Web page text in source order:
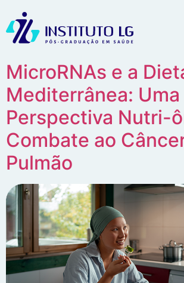
MicroRNAs e a
Mediterrânea: Uma
Perspectiva Nutri-
Combate ao
Pulmão